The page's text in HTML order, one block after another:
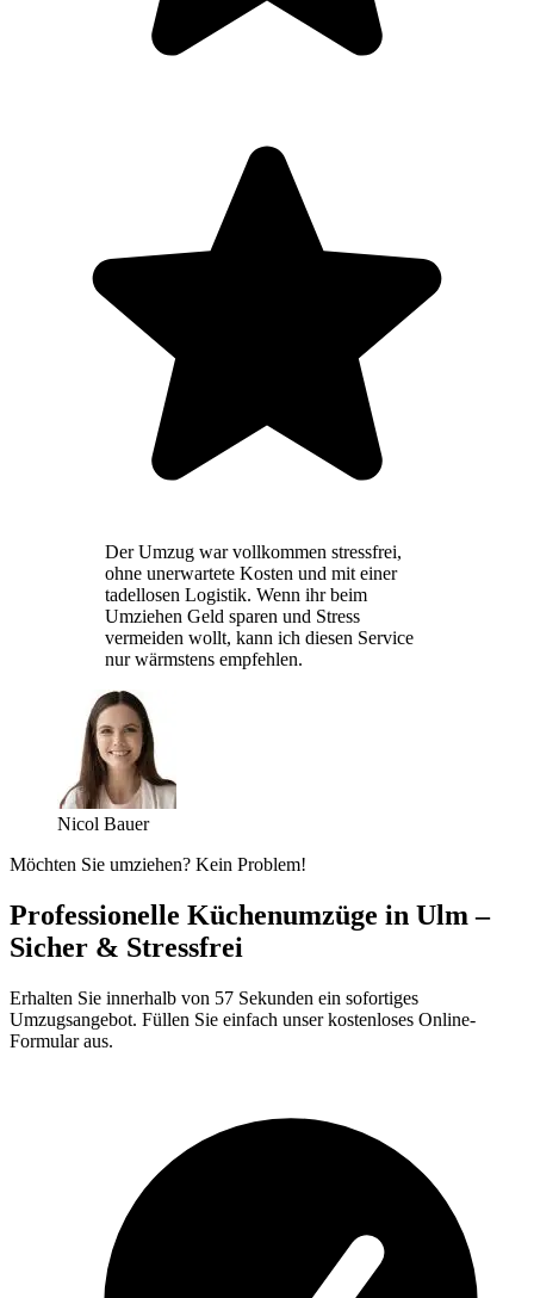
Der Umzug war vollkommen stressfrei,
ohne unerwartete Kosten und mit einer
tadellosen Logistik. Wenn ihr beim
Umziehen Geld sparen und Stress
vermeiden wollt, kann ich diesen Service
nur wärmstens empfehlen.
Nicol Bauer
Möchten Sie umziehen? Kein Problem!
Professionelle Küchenumzüge in Ulm –
Sicher & Stressfrei
Erhalten Sie innerhalb von 57 Sekunden ein sofortiges
Umzugsangebot. Füllen Sie einfach unser kostenloses Online-
Formular aus.